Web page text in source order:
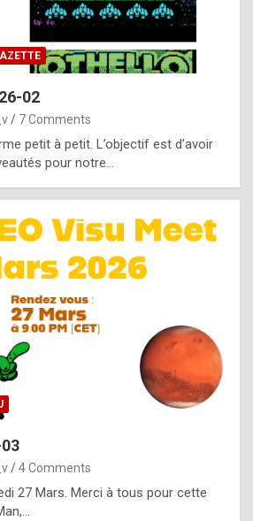
e
b
y
g
e
n
u
i
n
e
R
o
p
l
02
7 Comments
petit à petit. L’objectif est d’avoir
pour notre…
4 Comments
27 Mars. Merci à tous pour cette